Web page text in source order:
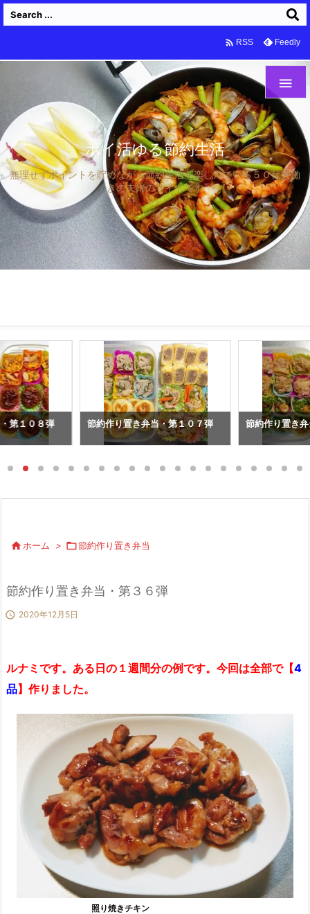
ポイ活ゆる節約生活
無理せずポイントを貯めながら節約生活を楽しんでいる５０代共働
きの夫婦のサイトです

 RSS Feedly
第１０８弾 節約作り置き弁当・第１０７弾 節約作り置き
 ホーム > 節約作り置き弁当
節約作り置き弁当・第３６弾
 2020年12月5日
ルナミです。ある日の１週間分の例です。今回は全部で【4
品】作りました。
照り焼きチキン